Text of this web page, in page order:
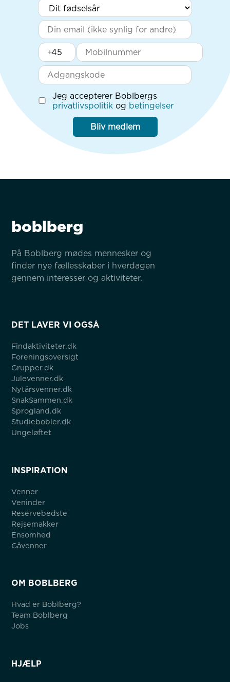
+
Jeg accepterer Boblbergs
privatlivspolitik og betingelser
Bliv medlem
boblberg
På Boblberg mødes mennesker og
finder nye fællesskaber i hverdagen
gennem interesser og aktiviteter.
DET LAVER VI OGSÅ
Findaktiviteter.dk
Foreningsoversigt
Grupper.dk
Julevenner.dk
Nytårsvenner.dk
SnakSammen.dk
Sprogland.dk
Studiebobler.dk
Ungeløftet
INSPIRATION
Venner
Veninder
Reservebedste
Rejsemakker
Ensomhed
Gåvenner
OM BOBLBERG
Hvad er Boblberg?
Team Boblberg
Jobs
HJÆLP